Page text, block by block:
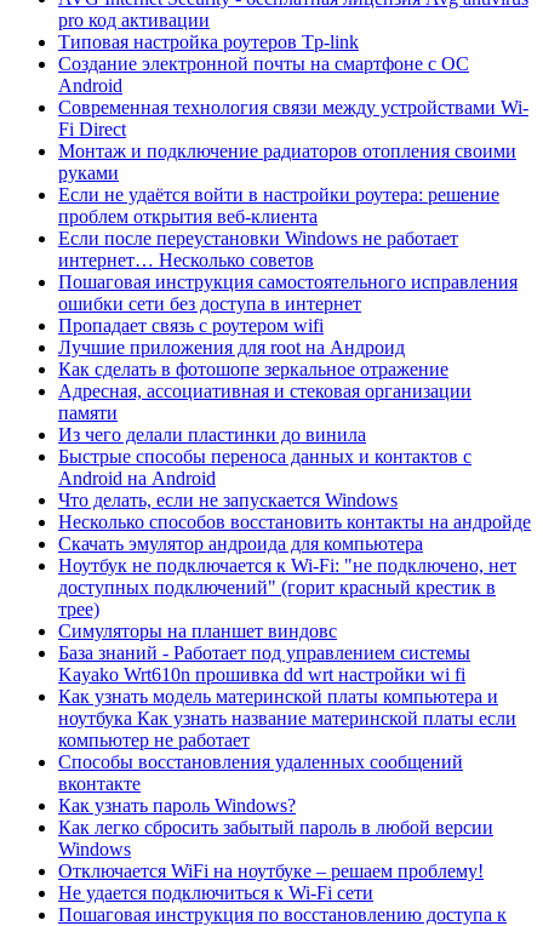
pro код активации
Типовая настройка роутеров Tp-link
Создание электронной почты на смартфоне с ОС
Android
Современная технология связи между устройствами Wi-
Fi Direct
Монтаж и подключение радиаторов отопления своими
руками
Если не удаётся войти в настройки роутера: решение
проблем открытия веб-клиента
Если после переустановки Windows не работает
интернет… Несколько советов
Пошаговая инструкция самостоятельного исправления
ошибки сети без доступа в интернет
Пропадает связь с роутером wifi
Лучшие приложения для root на Андроид
Как сделать в фотошопе зеркальное отражение
Адресная, ассоциативная и стековая организации
памяти
Из чего делали пластинки до винила
Быстрые способы переноса данных и контактов с
Android на Android
Что делать, если не запускается Windows
Несколько способов восстановить контакты на андройде
Скачать эмулятор андроида для компьютера
Ноутбук не подключается к Wi-Fi: "не подключено, нет
доступных подключений" (горит красный крестик в
трее)
Симуляторы на планшет виндовс
База знаний - Работает под управлением системы
Kayako Wrt610n прошивка dd wrt настройки wi fi
Как узнать модель материнской платы компьютера и
ноутбука Как узнать название материнской платы если
компьютер не работает
Способы восстановления удаленных сообщений
вконтакте
Как узнать пароль Windows?
Как легко сбросить забытый пароль в любой версии
Windows
Отключается WiFi на ноутбуке – решаем проблему!
Не удается подключиться к Wi-Fi сети
Пошаговая инструкция по восстановлению доступа к